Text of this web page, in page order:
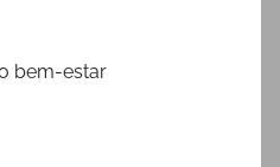
bem-estar